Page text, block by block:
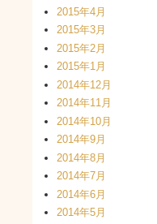
2015年4月
2015年3月
2015年2月
2015年1月
2014年12月
2014年11月
2014年10月
2014年9月
2014年8月
2014年7月
2014年6月
2014年5月